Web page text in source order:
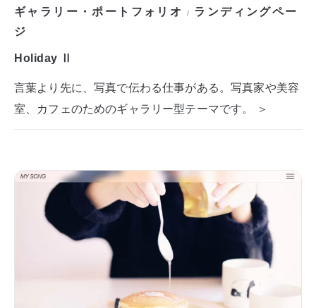
ギャラリー・ポートフォリオ / ランディングペー
ジ
Holiday Ⅱ
言葉より先に、写真で伝わる仕事がある。写真家や美容
室、カフェのためのギャラリー型テーマです。 ＞